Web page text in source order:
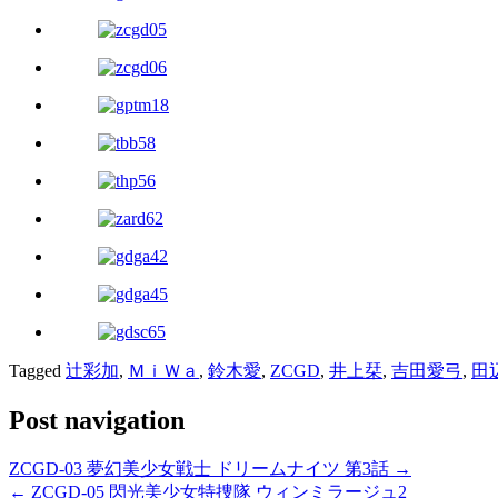
Tagged 辻彩加, ＭｉＷａ , 鈴木愛, ZCGD, 井上栞, 吉田愛弓, 田
Post navigation
ZCGD-03 夢幻美少女戦士 ドリームナイツ 第3話 →
← ZCGD-05 閃光美少女特捜隊 ウィンミラージュ2